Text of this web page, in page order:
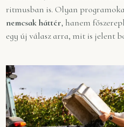
ritmusban is. Olyan
nemcsak háttér, hanem
egy új válasz arra, mit is jelent